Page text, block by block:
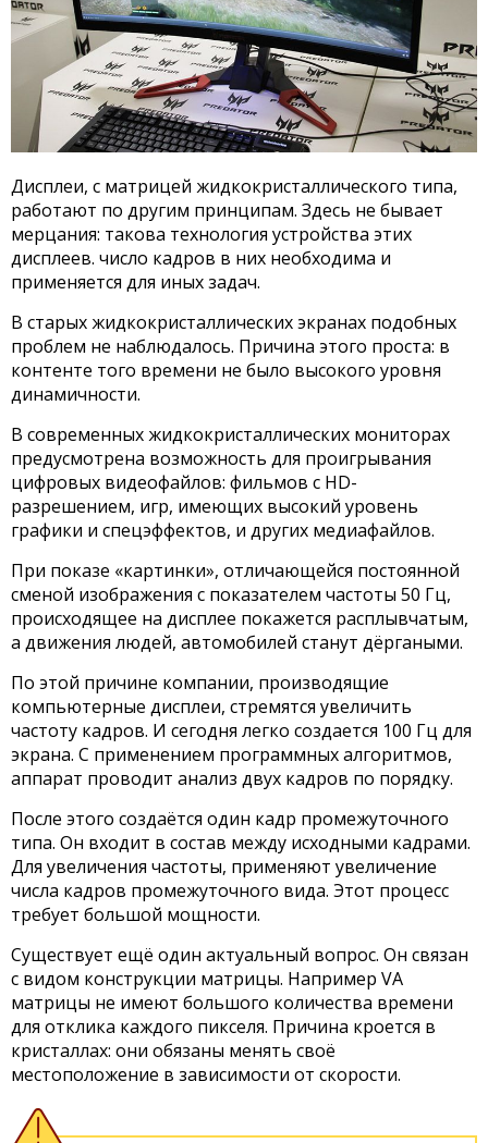
Дисплеи, с матрицей жидкокристаллического типа,
работают по другим принципам. Здесь не бывает
мерцания: такова технология устройства этих
дисплеев. число кадров в них необходима и
применяется для иных задач.
В старых жидкокристаллических экранах подобных
проблем не наблюдалось. Причина этого проста: в
контенте того времени не было высокого уровня
динамичности.
В современных жидкокристаллических мониторах
предусмотрена возможность для проигрывания
цифровых видеофайлов: фильмов с HD-
разрешением, игр, имеющих высокий уровень
графики и спецэффектов, и других медиафайлов.
При показе «картинки», отличающейся постоянной
сменой изображения с показателем частоты 50 Гц,
происходящее на дисплее покажется расплывчатым,
а движения людей, автомобилей станут дёргаными.
По этой причине компании, производящие
компьютерные дисплеи, стремятся увеличить
частоту кадров. И сегодня легко создается 100 Гц для
экрана. С применением программных алгоритмов,
аппарат проводит анализ двух кадров по порядку.
После этого создаётся один кадр промежуточного
типа. Он входит в состав между исходными кадрами.
Для увеличения частоты, применяют увеличение
числа кадров промежуточного вида. Этот процесс
требует большой мощности.
Существует ещё один актуальный вопрос. Он связан
с видом конструкции матрицы. Например VA
матрицы не имеют большого количества времени
для отклика каждого пикселя. Причина кроется в
кристаллах: они обязаны менять своё
местоположение в зависимости от скорости.